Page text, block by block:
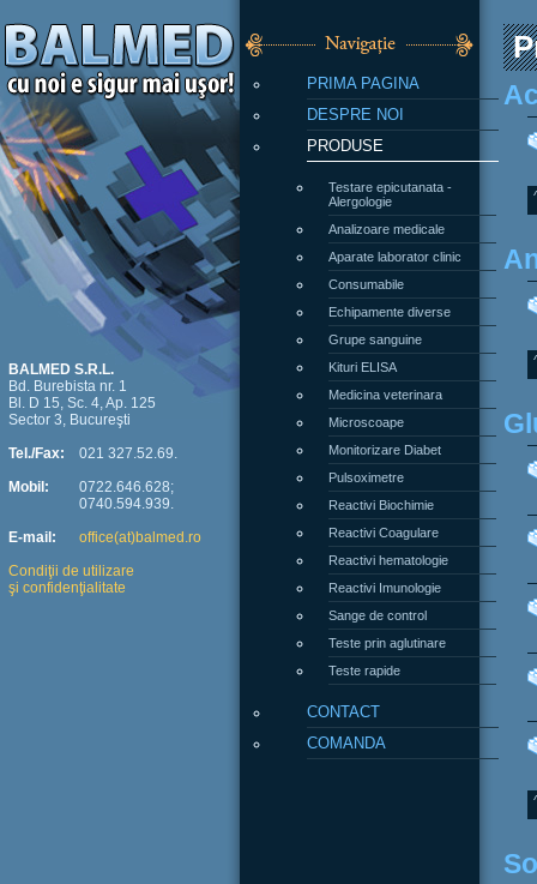
PRIMA PAGINA
DESPRE NOI
PRODUSE
Testare epicutanata -
Alergologie
Analizoare medicale
Aparate laborator clinic
Consumabile
Echipamente diverse
Grupe sanguine
Kituri ELISA
Medicina veterinara
Microscoape
Monitorizare Diabet
Pulsoximetre
Reactivi Biochimie
Reactivi Coagulare
Reactivi hematologie
Reactivi Imunologie
Sange de control
Teste prin aglutinare
Teste rapide
CONTACT
COMANDA
BALMED S.R.L.
Bd. Burebista nr. 1
Bl. D 15, Sc. 4, Ap. 125
Sector 3, Bucureşti
Tel./Fax:
Mobil:
E-mail:
021 327.52.69.
0722.646.628;
0740.594.939.
office(at)balmed.ro
Condiţii de utilizare
şi confidenţialitate